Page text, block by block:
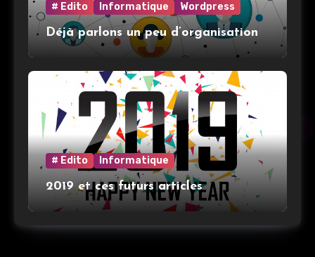
# Edito Informatique Wordpress
Déjà parlons un peu d’organisation
# Edito Informatique
2019 et ces futurs articles